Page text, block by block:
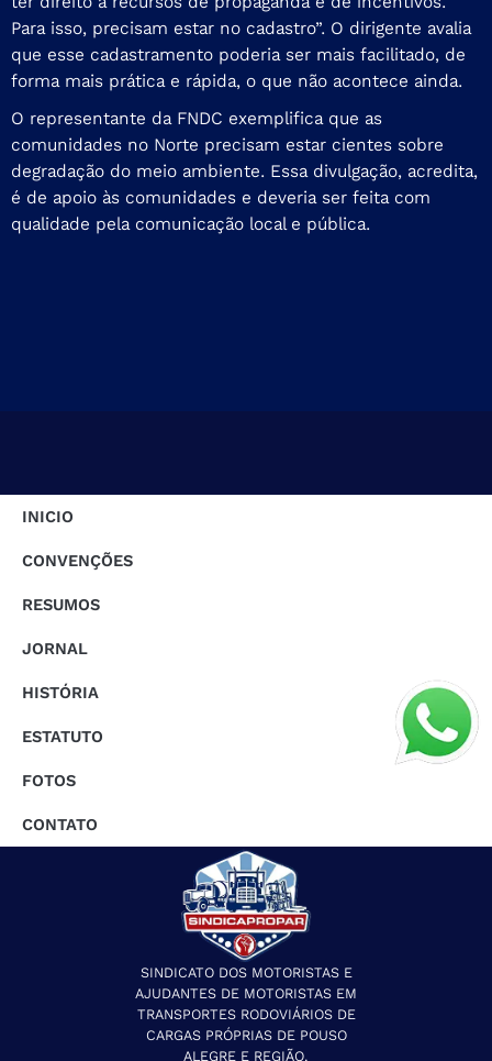
Para isso, precisam estar no cadastro”. O dirigente avalia
que esse cadastramento poderia ser mais facilitado, de
forma mais prática e rápida, o que não acontece ainda.
O representante da FNDC exemplifica que as
comunidades no Norte precisam estar cientes sobre
degradação do meio ambiente. Essa divulgação, acredita,
é de apoio às comunidades e deveria ser feita com
qualidade pela comunicação local e pública.
INICIO
CONVENÇÕES
RESUMOS
JORNAL
HISTÓRIA
ESTATUTO
FOTOS
CONTATO
SINDICATO DOS MOTORISTAS E
AJUDANTES DE MOTORISTAS EM
TRANSPORTES RODOVIÁRIOS DE
CARGAS PRÓPRIAS DE POUSO
ALEGRE E REGIÃO.